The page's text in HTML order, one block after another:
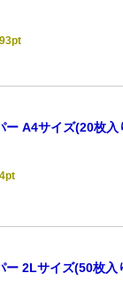
ー A4サイズ(20枚入
2Lサイズ(50枚入